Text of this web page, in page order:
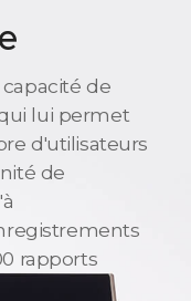
de
lui permet
d'utilisateurs
de
rapports